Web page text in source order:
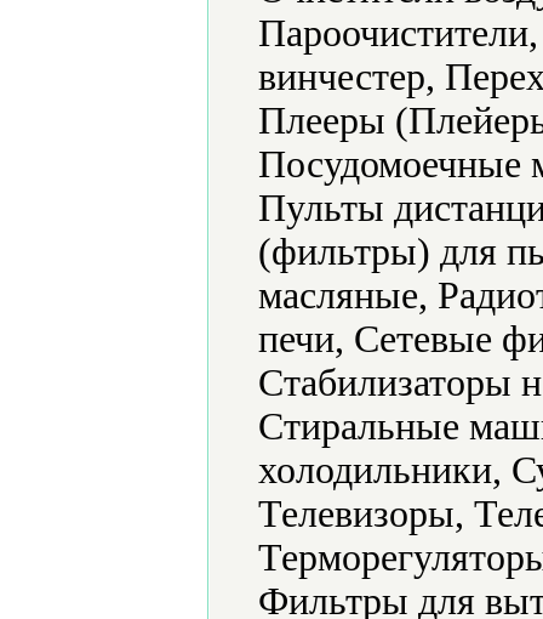
винчестер,
Плееры
Посудомоечные
Пульты
(фильтры) для
масляные,
печи, Сетевые
Стабилизаторы
Стиральные
холодильники,
Телевизоры,
Фильтры для